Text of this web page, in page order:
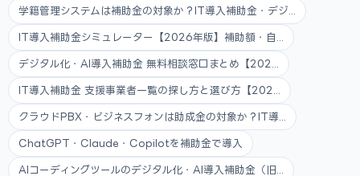
学籍管理システムは補助金の対象か？IT導入補助金・デジ...
IT導入補助金シミュレーター【2026年版】補助額・自...
デジタル化・AI導入補助金 無料相談窓口まとめ【202...
IT導入補助金 支援事業者一覧の探し方と選び方【202...
クラウドPBX・ビジネスフォンは助成金の対象か？IT導...
ChatGPT・Claude・Copilotを補助金で導入
AIコーディングツールのデジタル化・AI導入補助金（旧...